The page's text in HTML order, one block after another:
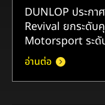
DUNLOP ประก
Revival ยกระดั
Motorsport ระดั
อ่านต่อ